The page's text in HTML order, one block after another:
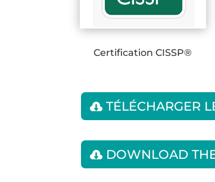
Certification CISSP®
TÉLÉCHARGER
DOWNLOAD